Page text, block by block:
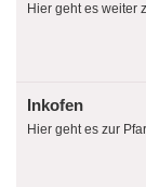
Hier geht es weiter
Inkofen
Hier geht es zur